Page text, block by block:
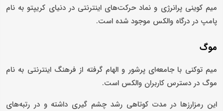
میم‌ کوینی پرانرژی و نماد حرکت‌های اینترنتی در دنیای کریپتو به نام
پامپ در درگاه والکس موجود شده است.
موگ
میم‌ توکنی با جامعه‌ای پرشور و الهام‌ گرفته از فرهنگ اینترنتی به نام
موگ در دسترس کاربران والکس است.
این رمزارزها در مدت کوتاهی رشد چشم گیری داشته و در رتبه‌های